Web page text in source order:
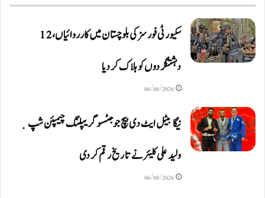
سکیورٹی فورسز کی بلوچستان میں کارروائیاں، 12
دہشتگردوں کو ہلاک کردیا
06/08/2026
نیگا بیٹل ایٹ دی بیچ جوجٹسو گریپلنگ چیمپئن شپ ٜ
ولید علی کلیئر نے تاریخ رقم کر دی
06/08/2026